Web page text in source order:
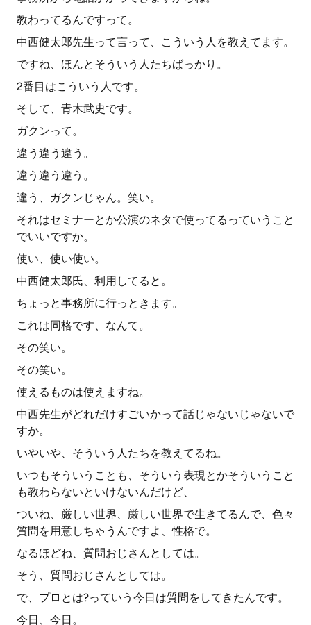
教わってるんですって。
中西健太郎先生って言って、こういう人を教えてます。
ですね、ほんとそういう人たちばっかり。
2番目はこういう人です。
そして、青木武史です。
ガクンって。
違う違う違う。
違う違う違う。
違う、ガクンじゃん。笑い。
それはセミナーとか公演のネタで使ってるっていうこと
でいいですか。
使い、使い使い。
中西健太郎氏、利用してると。
ちょっと事務所に行っときます。
これは同格です、なんて。
その笑い。
その笑い。
使えるものは使えますね。
中西先生がどれだけすごいかって話じゃないじゃないで
すか。
いやいや、そういう人たちを教えてるね。
いつもそういうことも、そういう表現とかそういうこと
も教わらないといけないんだけど、
ついね、厳しい世界、厳しい世界で生きてるんで、色々
質問を用意しちゃうんですよ、性格で。
なるほどね、質問おじさんとしては。
そう、質問おじさんとしては。
で、プロとは?っていう今日は質問をしてきたんです。
今日、今日。